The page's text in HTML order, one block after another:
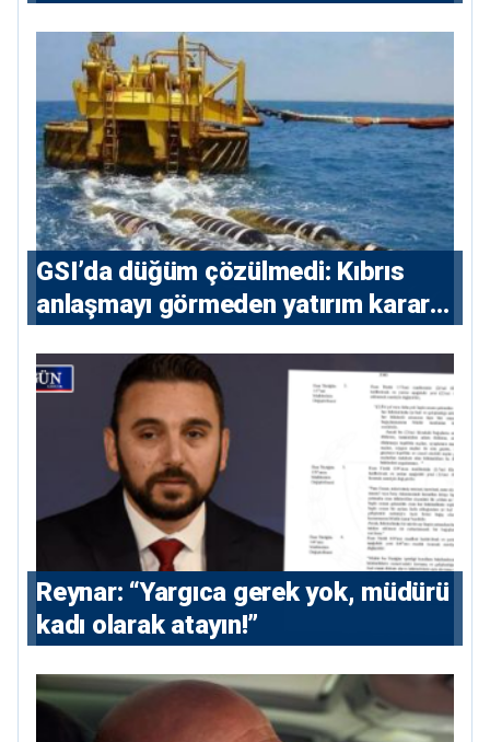
GSI’da düğüm çözülmedi: Kıbrıs
anlaşmayı görmeden yatırım kararı
Reynar: “Yargıca gerek yok, müdürü
kadı olarak atayın!”